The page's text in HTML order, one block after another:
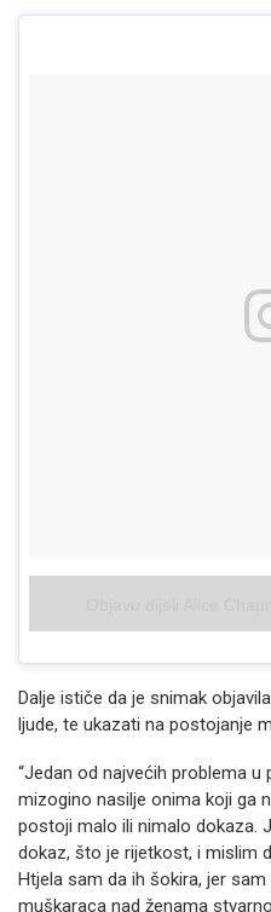
Dalje ističe da je snimak
ljude, te ukazati na postojanje
“Jedan od najvećih problema u
mizogino nasilje onima koji ga
postoji malo ili nimalo dokaza.
dokaz, što je rijetkost, i mislim
Htjela sam da ih šokira, jer
muškaraca nad ženama